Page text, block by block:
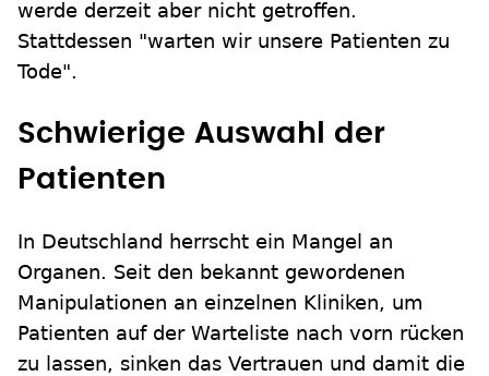
werde derzeit aber nicht getroffen.
Stattdessen "warten wir unsere Patienten zu
Tode".
Schwierige Auswahl der
Patienten
In Deutschland herrscht ein Mangel an
Organen. Seit den bekannt gewordenen
Manipulationen an einzelnen Kliniken, um
Patienten auf der Warteliste nach vorn rücken
zu lassen, sinken das Vertrauen und damit die